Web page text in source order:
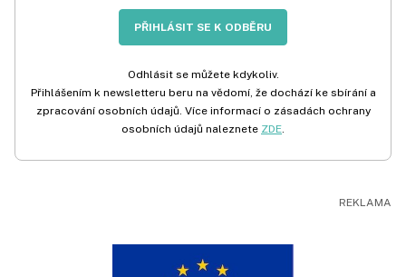
PŘIHLÁSIT SE K ODBĚRU
Odhlásit se můžete kdykoliv.
Přihlášením k newsletteru beru na vědomí, že dochází ke sbírání a
zpracování osobních údajů. Více informací o zásadách ochrany
osobních údajů naleznete ZDE.